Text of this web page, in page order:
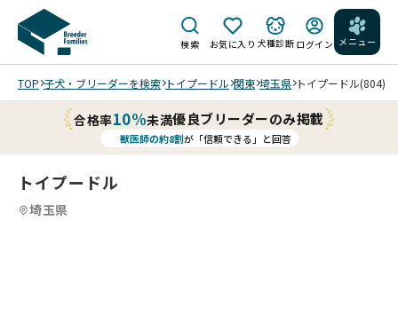
検索 お気に入り 犬種診断 ログイン メニュー
TOP 子犬・ブリーダーを検索 トイプードル 関東 埼玉県 トイプードル(804)
合格率10%未満優良ブリーダーのみ掲載
獣医師の約8割が「信頼できる」と回答
トイプードル
埼玉県